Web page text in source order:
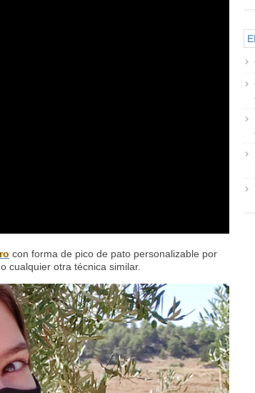
con forma de pico de pato personalizable por
cualquier otra técnica similar.